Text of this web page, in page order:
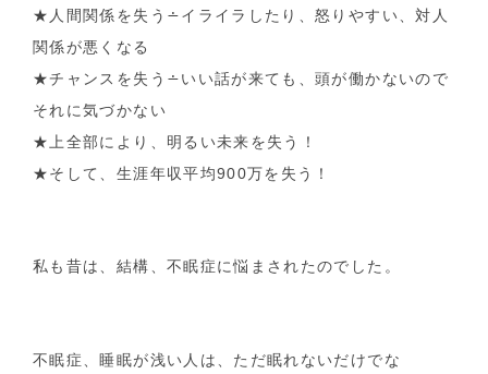
★人間関係を失う∸イライラしたり、怒りやすい、対人
関係が悪くなる
★チャンスを失う∸いい話が来ても、頭が働かないので
それに気づかない
★上全部により、明るい未来を失う！
★そして、生涯年収平均900万を失う！
私も昔は、結構、不眠症に悩まされたのでした。
不眠症、睡眠が浅い人は、ただ眠れないだけでな